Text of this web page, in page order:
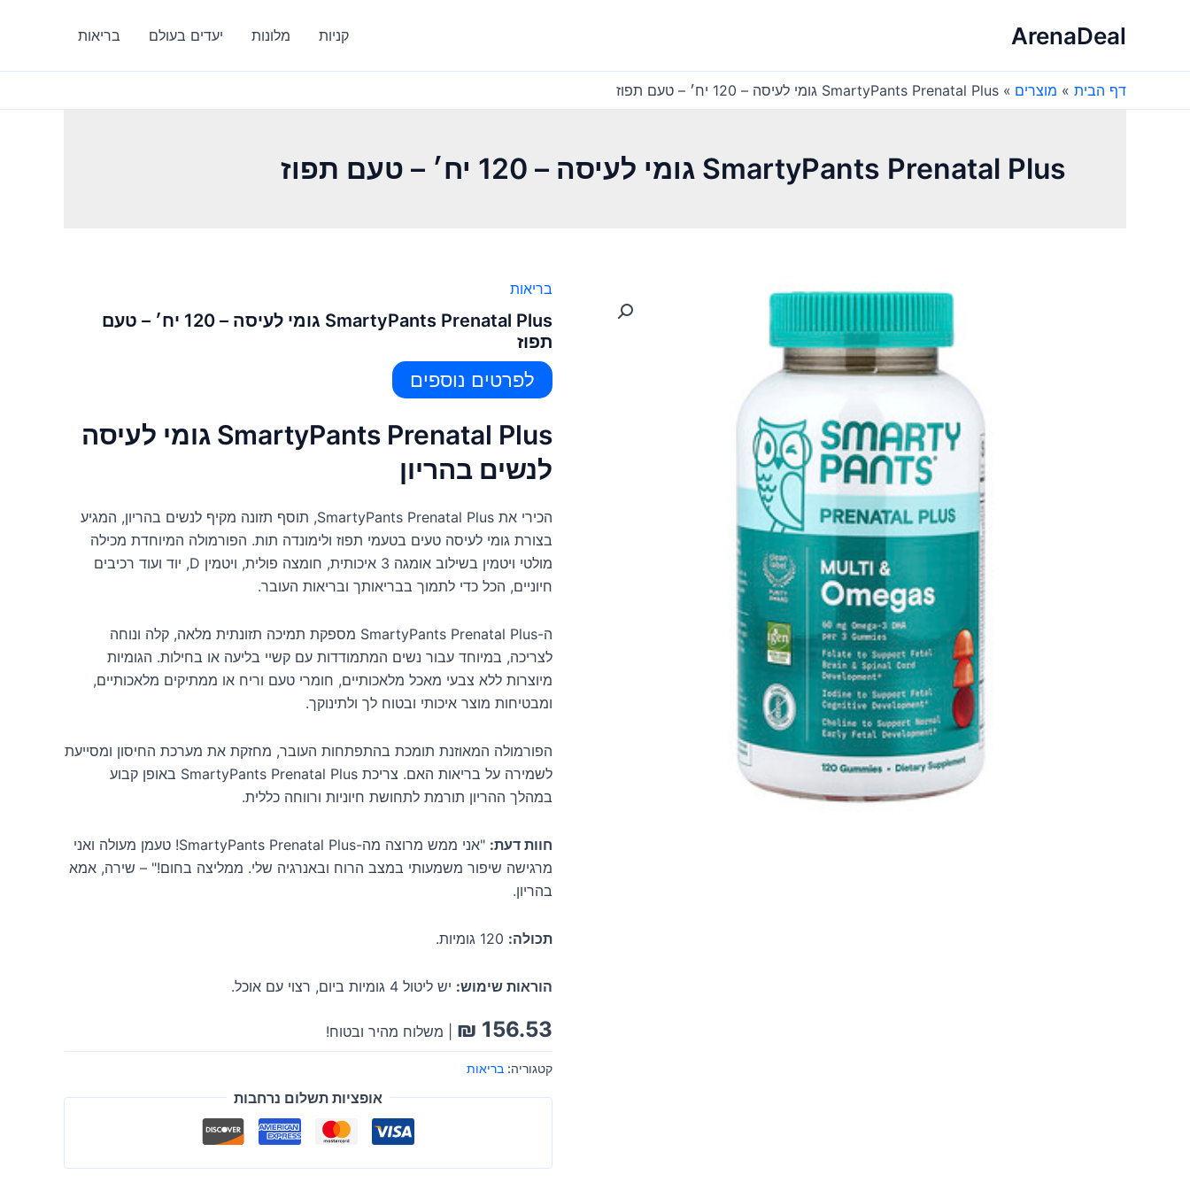
ArenaDeal קניות מלונות יעדים בעולם בריאות
דף הבית מוצרים SmartyPants Prenatal Plus גומי לעיסה – 120 יח׳ – טעם תפוז
SmartyPants Prenatal Plus גומי לעיסה – 120 יח׳ – טעם תפוז
בריאות
SmartyPants Prenatal Plus גומי לעיסה – 120 יח׳ – טעם
תפוז
לפרטים נוספים
SmartyPants Prenatal Plus גומי לעיסה
לנשים בהריון
הכירי את SmartyPants Prenatal Plus, תוסף תזונה מקיף לנשים בהריון, המגיע
בצורת גומי לעיסה טעים בטעמי תפוז ולימונדה תות. הפורמולה המיוחדת מכילה
מולטי ויטמין בשילוב אומגה 3 איכותית, חומצה פולית, ויטמין D, יוד ועוד רכיבים
חיוניים, הכל כדי לתמוך בבריאותך ובריאות העובר.
ה-SmartyPants Prenatal Plus מספקת תמיכה תזונתית מלאה, קלה ונוחה
לצריכה, במיוחד עבור נשים המתמודדות עם קשיי בליעה או בחילות. הגומיות
מיוצרות ללא צבעי מאכל מלאכותיים, חומרי טעם וריח או ממתיקים מלאכותיים,
ומבטיחות מוצר איכותי ובטוח לך ולתינוקך.
הפורמולה המאוזנת תומכת בהתפתחות העובר, מחזקת את מערכת החיסון ומסייעת
לשמירה על בריאות האם. צריכת SmartyPants Prenatal Plus באופן קבוע
במהלך ההריון תורמת לתחושת חיוניות ורווחה כללית.
חוות דעת:
"אני ממש מרוצה מה-SmartyPants Prenatal Plus! טעמן מעולה ואני
מרגישה שיפור משמעותי במצב הרוח ובאנרגיה שלי. ממליצה בחום!" – שירה, אמא
בהריון.
תכולה:
הוראות שימוש: יש ליטול 4 גומיות ביום, רצוי עם אוכל.
₪ 156.53 | משלוח מהיר ובטוח!
קטגוריה: בריאות
אופציות תשלום נרחבות